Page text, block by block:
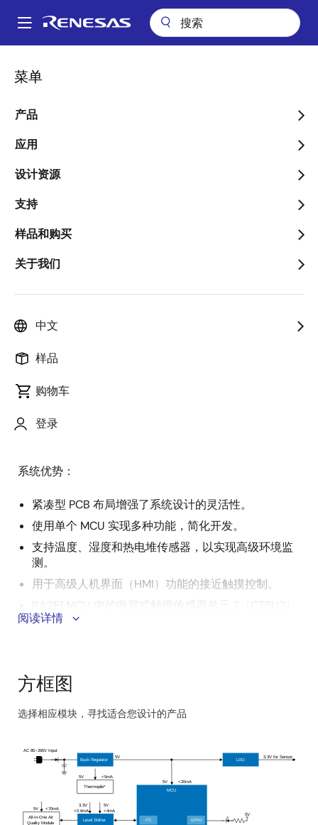
到
Main
菜单
产品
应用
设计资源
支持
样品和购买
关于我们
中文
样品
购物车
登录
面
包
屑
跳转至页面部分：
概述
概
述
描
述
随着智能厨房的发展，需求正在从传统的接触式按钮转
变为时尚的触摸式界面，这些界面将增强功能与现代美
学相结合。 该系统采用由 32 位 MCU 提供支持的复杂而
紧凑的设计，可实现非接触式用户交互和系统级集成，
系统优势：
紧凑型 PCB 布局增强了系统设计的灵活性。
使用单个 MCU 实现多种功能，简化开发。
支持温度、湿度和热电堆传感器，以实现高级环境监
测。
用于高级人机界面（HMI）功能的接近触摸控制。
MCU 中的电容式触摸传感器单元 2（CTSU2）
提高了触摸精度和抗噪声性。
阅读详情
方框图
选择相应模块，寻找适合您设计的产品
interactive
block
5V <5mA
3.3V
<0.6mA
5V
<4mA
5V <70mA
3.3V for Sensor
5V
AC 85~265V Input
5V <20mA
5V
Buck Regulator LDO
Level Shifter
All-In-One Air
Quality Module
Thermopile*
MCU
GPIO
I2C